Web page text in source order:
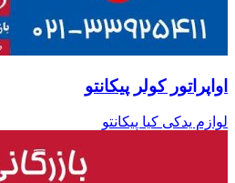
اواپراتور کولر پیکانتو
لوازم یدکی کیا پیکانتو